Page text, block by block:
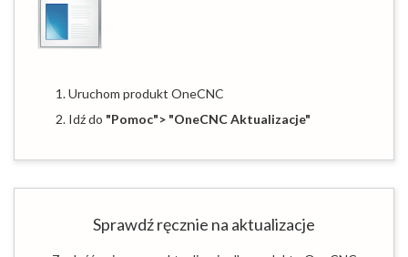
1. Uruchom produkt OneCNC
2. Idź do "Pomoc"> "OneCNC Aktualizacje"
Sprawdź ręcznie na aktualizacje